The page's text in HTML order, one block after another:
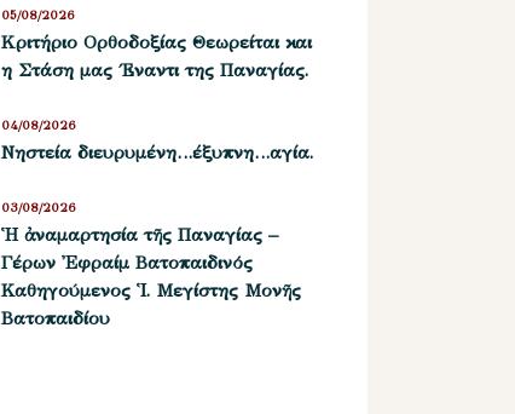
Kριτήριο Oρθοδοξίας Θεωρείται και
η Στάση μας ΄Εναντι της Παναγίας.
05/08/2026
Νηστεία διευρυμένη…έξυπνη…αγία.
04/08/2026
Ἡ ἀναμαρτησία τῆς Παναγίας –
Γέρων Ἐφραίμ Βατοπαιδινός
Καθηγούμενος Ἱ. Μεγίστης Μονῆς
Βατοπαιδίου
03/08/2026